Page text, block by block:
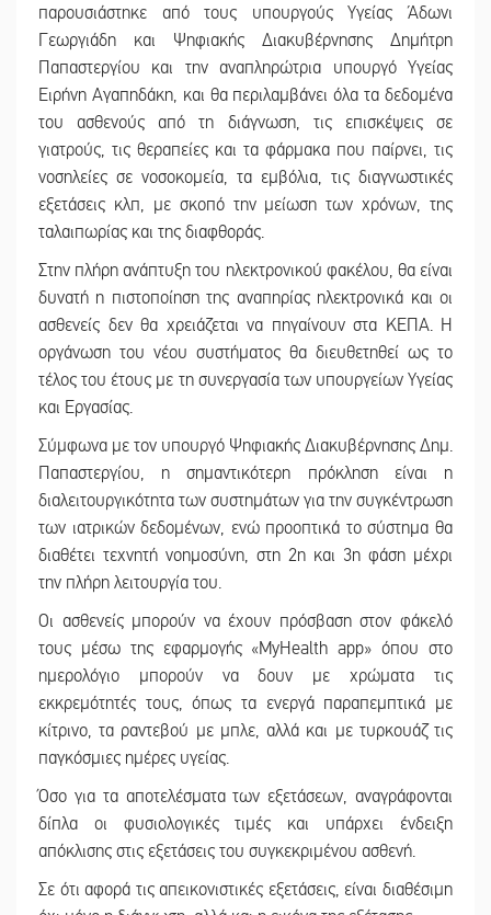
παρουσιάστηκε από τους υπουργούς Υγείας Άδωνι
Γεωργιάδη και Ψηφιακής Διακυβέρνησης Δημήτρη
Παπαστεργίου και την αναπληρώτρια υπουργό Υγείας
Ειρήνη Αγαπηδάκη, και θα περιλαμβάνει όλα τα δεδομένα
του ασθενούς από τη διάγνωση, τις επισκέψεις σε
γιατρούς, τις θεραπείες και τα φάρμακα που παίρνει, τις
νοσηλείες σε νοσοκομεία, τα εμβόλια, τις διαγνωστικές
εξετάσεις κλπ, με σκοπό την μείωση των χρόνων, της
ταλαιπωρίας και της διαφθοράς.
Στην πλήρη ανάπτυξη του ηλεκτρονικού φακέλου, θα είναι
δυνατή η πιστοποίηση της αναπηρίας ηλεκτρονικά και οι
ασθενείς δεν θα χρειάζεται να πηγαίνουν στα ΚΕΠΑ. Η
οργάνωση του νέου συστήματος θα διευθετηθεί ως το
τέλος του έτους με τη συνεργασία των υπουργείων Υγείας
και Εργασίας.
Σύμφωνα με τον υπουργό Ψηφιακής Διακυβέρνησης Δημ.
Παπαστεργίου, η σημαντικότερη πρόκληση είναι η
διαλειτουργικότητα των συστημάτων για την συγκέντρωση
των ιατρικών δεδομένων, ενώ προοπτικά το σύστημα θα
διαθέτει τεχνητή νοημοσύνη, στη 2η και 3η φάση μέχρι
την πλήρη λειτουργία του.
Οι ασθενείς μπορούν να έχουν πρόσβαση στον φάκελό
τους μέσω της εφαρμογής «MyHealth app» όπου στο
ημερολόγιο μπορούν να δουν με χρώματα τις
εκκρεμότητές τους, όπως τα ενεργά παραπεμπτικά με
κίτρινο, τα ραντεβού με μπλε, αλλά και με τυρκουάζ τις
παγκόσμιες ημέρες υγείας.
Όσο για τα αποτελέσματα των εξετάσεων, αναγράφονται
δίπλα οι φυσιολογικές τιμές και υπάρχει ένδειξη
απόκλισης στις εξετάσεις του συγκεκριμένου ασθενή.
Σε ότι αφορά τις απεικονιστικές εξετάσεις, είναι διαθέσιμη